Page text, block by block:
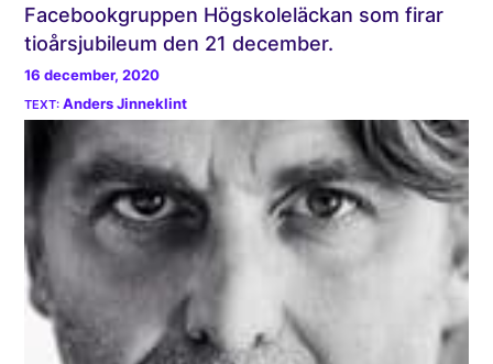
Facebookgruppen Högskoleläckan som firar
tioårsjubileum den 21 december.
16 december, 2020
Anders Jinneklint